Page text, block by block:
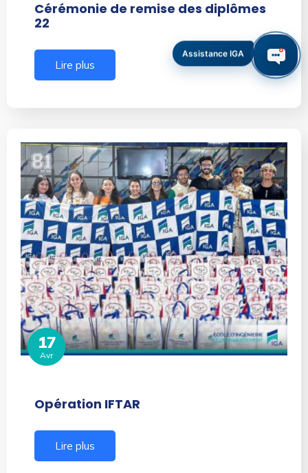
Cérémonie de remise des diplômes
22
Lire plus
17
Avr
Opération IFTAR
Lire plus
Assistance IGA